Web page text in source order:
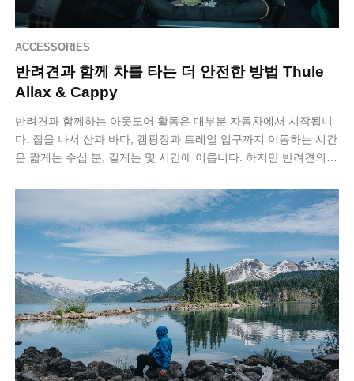
ACCESSORIES
반려견과 함께 차를 타는 더 안전한 방법 Thule
Allax & Cappy
반려견과 함께하는 아웃도어 활동은 대부분 자동차에서 시작됩니
다. 집을 나서 산과 바다, 캠핑장과 트레일 입구까지 이동하는 시간
은 짧게는 수십 분, 길게는 몇 시간에 이릅니다. 하지만 반려견의